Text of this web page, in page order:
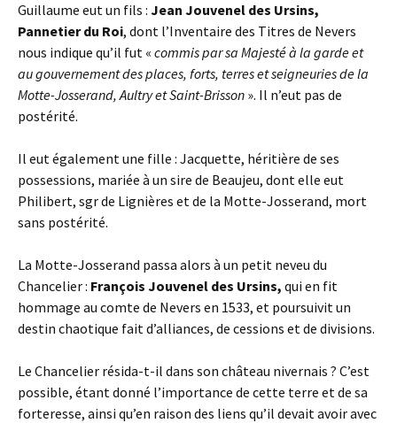
Guillaume eut un fils : Jean Jouvenel des Ursins,
Pannetier du Roi, dont l’Inventaire des Titres de Nevers
nous indique qu’il fut « commis par sa Majesté à la garde et
au gouvernement des places, forts, terres et seigneuries de la
Motte-Josserand, Aultry et Saint-Brisson ». Il n’eut pas de
postérité.
Il eut également une fille : Jacquette, héritière de ses
possessions, mariée à un sire de Beaujeu, dont elle eut
Philibert, sgr de Lignières et de la Motte-Josserand, mort
sans postérité.
La Motte-Josserand passa alors à un petit neveu du
Chancelier : François Jouvenel des Ursins, qui en fit
hommage au comte de Nevers en 1533, et poursuivit un
destin chaotique fait d’alliances, de cessions et de divisions.
Le Chancelier résida-t-il dans son château nivernais ? C’est
possible, étant donné l’importance de cette terre et de sa
forteresse, ainsi qu’en raison des liens qu’il devait avoir avec